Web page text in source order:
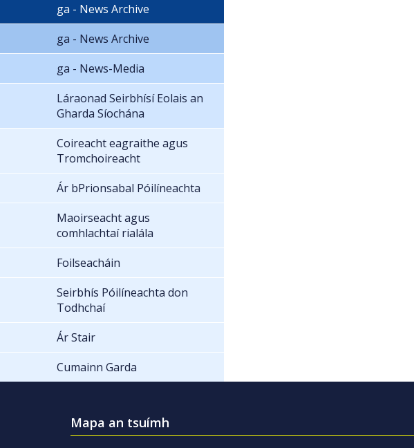
ga - News Archive
ga - News Archive
ga - News-Media
Láraonad Seirbhísí Eolais an
Gharda Síochána
Coireacht eagraithe agus
Tromchoireacht
Ár bPrionsabal Póilíneachta
Maoirseacht agus
comhlachtaí rialála
Foilseacháin
Seirbhís Póilíneachta don
Todhchaí
Ár Stair
Cumainn Garda
Mapa an tsuímh